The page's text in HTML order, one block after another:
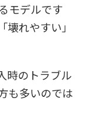
モデルです
れやすい」
時のトラブル
も多いのでは